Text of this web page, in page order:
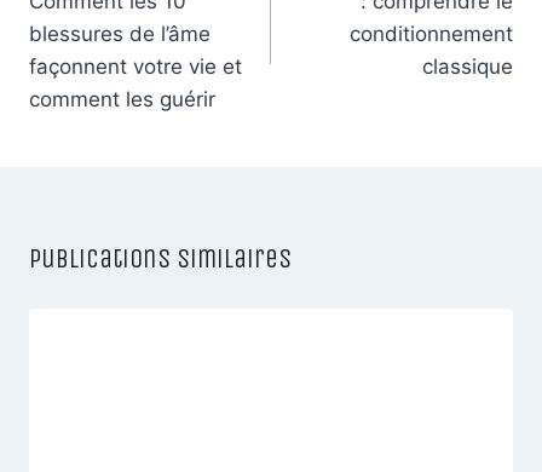
l’article
blessures de l’âme
façonnent votre vie et
comment les guérir
conditionnement
classique
Publications similaires